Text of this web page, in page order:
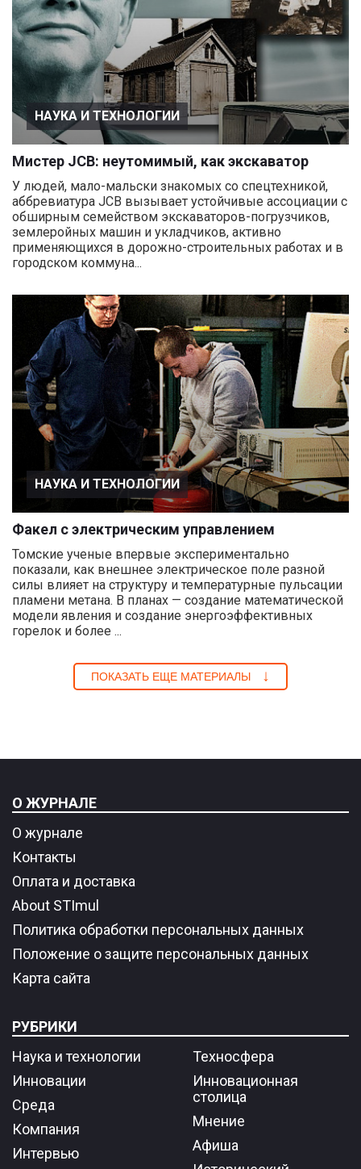
НАУКА И ТЕХНОЛОГИИ
Мистер JCB: неутомимый, как экскаватор
У людей, мало-мальски знакомых со спецтехникой,
аббревиатура JCB вызывает устойчивые ассоциации с
обширным семейством экскаваторов-погрузчиков,
землеройных машин и укладчиков, активно
применяющихся в дорожно-строительных работах и в
городском коммуна...
НАУКА И ТЕХНОЛОГИИ
Факел с электрическим управлением
Томские ученые впервые экспериментально
показали, как внешнее электрическое поле разной
силы влияет на структуру и температурные пульсации
пламени метана. В планах — создание математической
модели явления и создание энергоэффективных
горелок и более ...
ПОКАЗАТЬ ЕЩЕ МАТЕРИАЛЫ
О ЖУРНАЛЕ
О журнале
Контакты
Оплата и доставка
About STImul
Политика обработки персональных данных
Положение о защите персональных данных
Карта сайта
РУБРИКИ
Наука и технологии
Инновации
Среда
Компания
Интервью
Техносфера
Инновационная
столица
Мнение
Афиша